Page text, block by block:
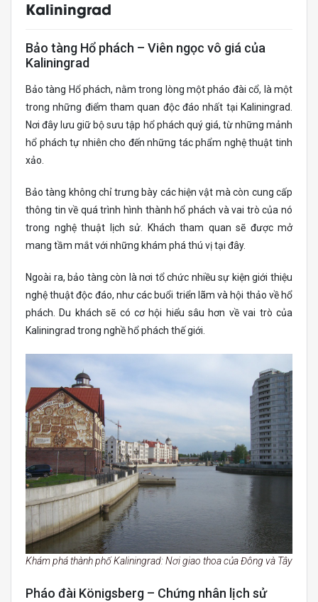
Kaliningrad
Bảo tàng Hổ phách – Viên ngọc vô giá của
Kaliningrad
Bảo tàng Hổ phách, nằm trong lòng một pháo đài cổ, là một
trong những điểm tham quan độc đáo nhất tại Kaliningrad.
Nơi đây lưu giữ bộ sưu tập hổ phách quý giá, từ những mảnh
hổ phách tự nhiên cho đến những tác phẩm nghệ thuật tinh
xảo.
Bảo tàng không chỉ trưng bày các hiện vật mà còn cung cấp
thông tin về quá trình hình thành hổ phách và vai trò của nó
trong nghệ thuật lịch sử. Khách tham quan sẽ được mở
mang tầm mắt với những khám phá thú vị tại đây.
Ngoài ra, bảo tàng còn là nơi tổ chức nhiều sự kiện giới thiệu
nghệ thuật độc đáo, như các buổi triển lãm và hội thảo về hổ
phách. Du khách sẽ có cơ hội hiểu sâu hơn về vai trò của
Kaliningrad trong nghề hổ phách thế giới.
Khám phá thành phố Kaliningrad: Nơi giao thoa của Đông và Tây
Pháo đài Königsberg – Chứng nhân lịch sử